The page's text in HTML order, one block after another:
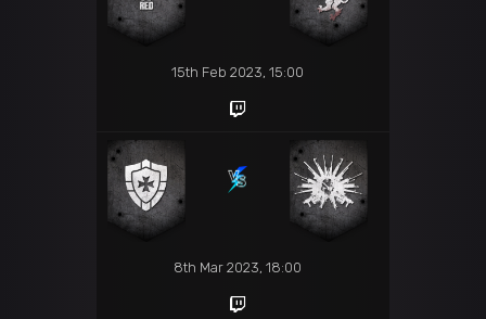
15th Feb 2023, 15:00
8th Mar 2023, 18:00